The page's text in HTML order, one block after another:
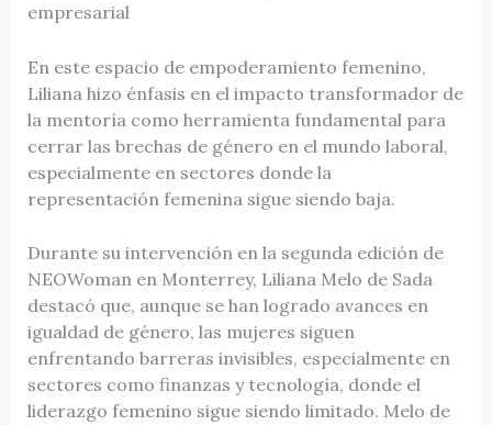
empresarial
En este espacio de empoderamiento femenino,
Liliana hizo énfasis en el impacto transformador de
la mentoría como herramienta fundamental para
cerrar las brechas de género en el mundo laboral,
especialmente en sectores donde la
representación femenina sigue siendo baja.
Durante su intervención en la segunda edición de
NEOWoman en Monterrey, Liliana Melo de Sada
destacó que, aunque se han logrado avances en
igualdad de género, las mujeres siguen
enfrentando barreras invisibles, especialmente en
sectores como finanzas y tecnología, donde el
liderazgo femenino sigue siendo limitado. Melo de